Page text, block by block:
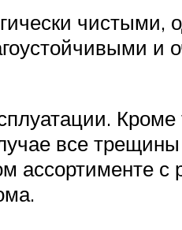
чистыми,
и
Кроме
все
ассортименте с